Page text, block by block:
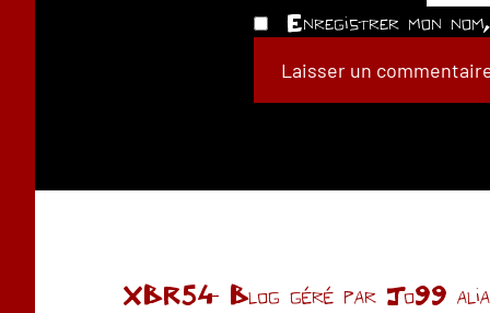
Enregistrer mon
XBR54- Blog géré par Jo99